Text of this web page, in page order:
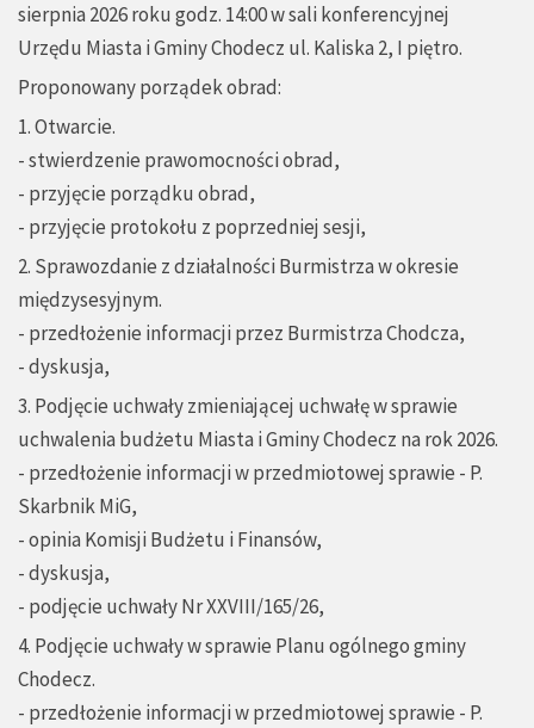
sierpnia 2026 roku godz. 14:00 w sali konferencyjnej
Urzędu Miasta i Gminy Chodecz ul. Kaliska 2, I piętro.
Proponowany porządek obrad:
1. Otwarcie.
- stwierdzenie prawomocności obrad,
- przyjęcie porządku obrad,
- przyjęcie protokołu z poprzedniej sesji,
2. Sprawozdanie z działalności Burmistrza w okresie
międzysesyjnym.
- przedłożenie informacji przez Burmistrza Chodcza,
- dyskusja,
3. Podjęcie uchwały zmieniającej uchwałę w sprawie
uchwalenia budżetu Miasta i Gminy Chodecz na rok 2026.
- przedłożenie informacji w przedmiotowej sprawie - P.
Skarbnik MiG,
- opinia Komisji Budżetu i Finansów,
- dyskusja,
- podjęcie uchwały Nr XXVIII/165/26,
4. Podjęcie uchwały w sprawie Planu ogólnego gminy
Chodecz.
- przedłożenie informacji w przedmiotowej sprawie - P.